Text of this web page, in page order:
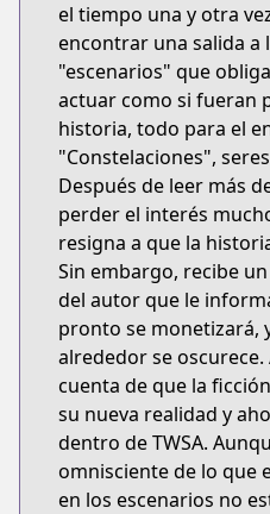
el tiempo una y otra
encontrar una salida a
"escenarios" que
actuar como si fueran
historia, todo para el
"Constelaciones",
Después de leer más
perder el interés
resigna a que la
Sin embargo, recibe
del autor que le
pronto se monetizará,
alrededor se oscurece.
cuenta de que la
su nueva realidad y
dentro de TWSA.
omnisciente de lo que
en los escenarios no